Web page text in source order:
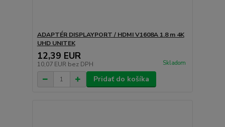
ADAPTÉR DISPLAYPORT / HDMI V1608A 1.8 m 4K
UHD UNITEK
12,39 EUR
10,07 EUR bez DPH Skladom
Pridať do košíka